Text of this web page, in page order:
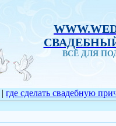
ВСЁ ДЛЯ
| где сделать свадебную